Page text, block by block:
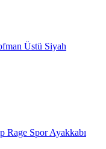
Üstü Siyah
Rage Spor Ayakkabı